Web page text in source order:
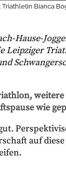
Triathletin Bianca
Hause-
Leipziger
wie
auf